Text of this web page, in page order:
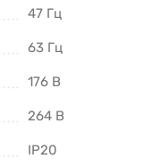
47 Гц
63 Гц
176 В
264 В
IP20